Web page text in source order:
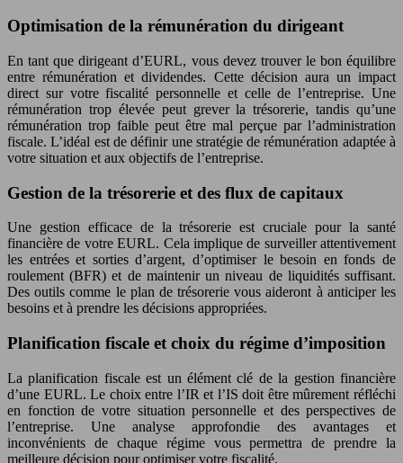
Optimisation de la rémunération du dirigeant
En tant que dirigeant d’EURL, vous devez trouver le bon équilibre
entre rémunération et dividendes. Cette décision aura un impact
direct sur votre fiscalité personnelle et celle de l’entreprise. Une
rémunération trop élevée peut grever la trésorerie, tandis qu’une
rémunération trop faible peut être mal perçue par l’administration
fiscale. L’idéal est de définir une stratégie de rémunération adaptée à
votre situation et aux objectifs de l’entreprise.
Gestion de la trésorerie et des flux de capitaux
Une gestion efficace de la trésorerie est cruciale pour la santé
financière de votre EURL. Cela implique de surveiller attentivement
les entrées et sorties d’argent, d’optimiser le besoin en fonds de
roulement (BFR) et de maintenir un niveau de liquidités suffisant.
Des outils comme le plan de trésorerie vous aideront à anticiper les
besoins et à prendre les décisions appropriées.
Planification fiscale et choix du régime d’imposition
La planification fiscale est un élément clé de la gestion financière
d’une EURL. Le choix entre l’IR et l’IS doit être mûrement réfléchi
en fonction de votre situation personnelle et des perspectives de
l’entreprise. Une analyse approfondie des avantages et
inconvénients de chaque régime vous permettra de prendre la
meilleure décision pour optimiser votre fiscalité.